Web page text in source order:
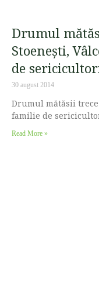
Drumul
Stoenești,
de
30 august 2014
Drumul mătăsii
familie de
Read More »